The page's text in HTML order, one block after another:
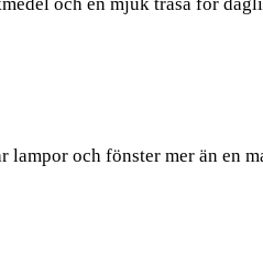
lampor och fönster mer än en